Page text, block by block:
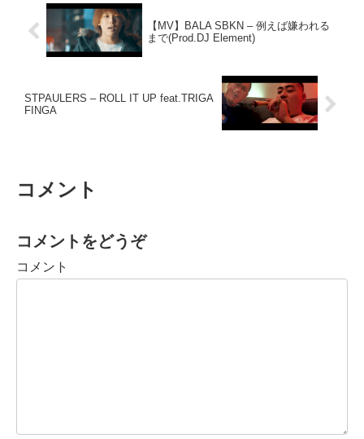
【MV】BALA SBKN – 例えば嫌われる
まで(Prod.DJ Element)
STPAULERS – ROLL IT UP feat.TRIGA
FINGA
コメント
コメントをどうぞ
コメント